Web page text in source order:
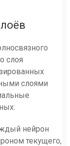
слоя
слоями
нейрон
текущего,